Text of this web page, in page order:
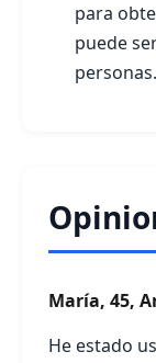
para
puede
personas.
María, 45,
He estado